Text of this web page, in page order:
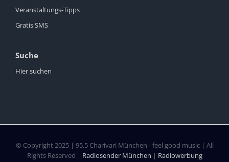
Veranstaltungs-Tipps
Gratis SMS
Suche
Hier suchen
© Copyright 2025 | 95.5 Charivari München - feel good music | All
Rights Reserved | Radiosender München | Radiowerbung